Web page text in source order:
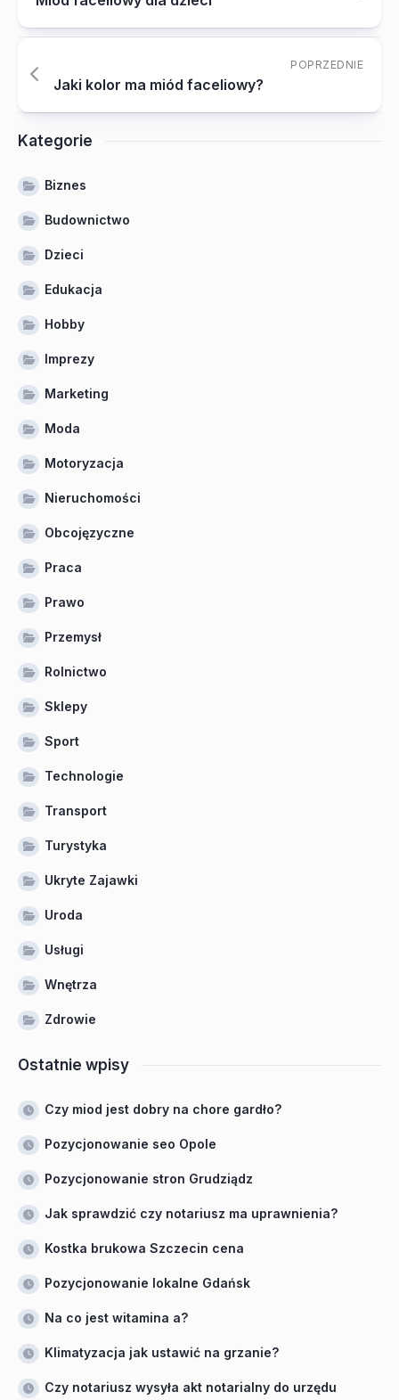
POPRZEDNIE
Jaki kolor ma miód faceliowy?
Kategorie
Biznes
Budownictwo
Dzieci
Edukacja
Hobby
Imprezy
Marketing
Moda
Motoryzacja
Nieruchomości
Obcojęzyczne
Praca
Prawo
Przemysł
Rolnictwo
Sklepy
Sport
Technologie
Transport
Turystyka
Ukryte Zajawki
Uroda
Usługi
Wnętrza
Zdrowie
Ostatnie wpisy
Czy miod jest dobry na chore gardło?
Pozycjonowanie seo Opole
Pozycjonowanie stron Grudziądz
Jak sprawdzić czy notariusz ma uprawnienia?
Kostka brukowa Szczecin cena
Pozycjonowanie lokalne Gdańsk
Na co jest witamina a?
Klimatyzacja jak ustawić na grzanie?
Czy notariusz wysyła akt notarialny do urzędu